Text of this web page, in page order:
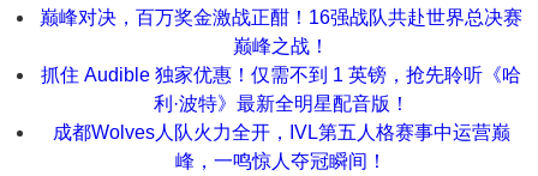
巅峰对决，百万奖金激战正酣！16强战队共赴世界总决赛
巅峰之战！
抓住 Audible 独家优惠！仅需不到 1 英镑，抢先聆听《哈
利·波特》最新全明星配音版！
成都Wolves人队火力全开，IVL第五人格赛事中运营巅
峰，一鸣惊人夺冠瞬间！